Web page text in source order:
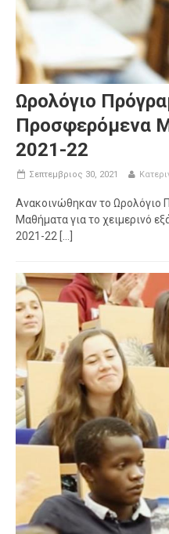
Ωρολόγιο
Προσφερόμενα
2021-22
Σεπτεμβριος 30, 2021
Ανακοινώθηκαν το Ωρολόγιο
Μαθήματα για το χειμερινό
2021-22 [...]